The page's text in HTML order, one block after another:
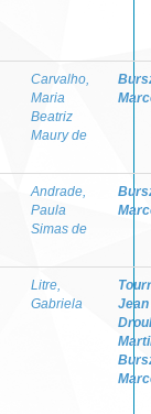
Carvalho,
Maria
Beatriz
Maury de
Andrade,
Paula
Simas de
Litre,
Gabriela